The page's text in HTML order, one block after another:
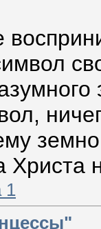
Христа
1